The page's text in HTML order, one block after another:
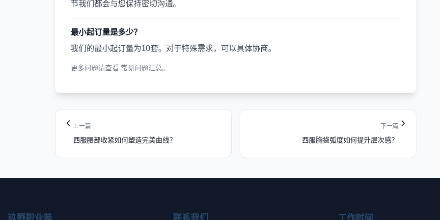
节我们都会与您保持密切沟通。
最小起订量是多少？
我们的最小起订量为10套。对于特殊需求，可以具体协商。
更多问题请查看 常见问题汇总。
上一篇
西服腰部收紧如何塑造完美曲线？
下一篇
西服胸袋弧度如何提升层次感？
玖野职业装 联系我们 工作时间